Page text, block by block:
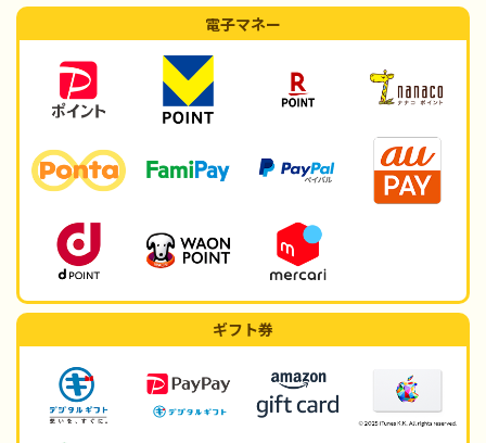
電子マネー
ギフト券